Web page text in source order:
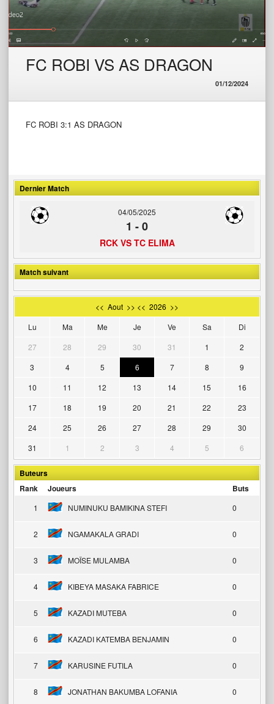
FC ROBI VS AS DRAGON
01/12/2024
FC ROBI 3:1 AS DRAGON
Dernier Match
04/05/2025
1 -0
RCK VS TC ELIMA
Match suivant
<< Aout >> << 2026 >>
Lu
Ma Me Je Ve Sa
Di
27
28 29 30 31 1
2
3
4 5 6 7 8
9
10
11 12 13 14 15
16
17
18 19 20 21 22
23
24
25 26 27 28 29
30
31
1 2 3 4 5 6
Buteurs
Rank
Joueurs Buts
1 NUMINUKU BAMIKINA STEFI 0
2 NGAMAKALA GRADI 0
3 MOÏSE MULAMBA 0
4 KIBEYA MASAKA FABRICE 0
5 KAZADI MUTEBA 0
6 KAZADI KATEMBA BENJAMIN 0
7 KARUSINE FUTILA 0
8 JONATHAN BAKUMBA LOFANIA 0